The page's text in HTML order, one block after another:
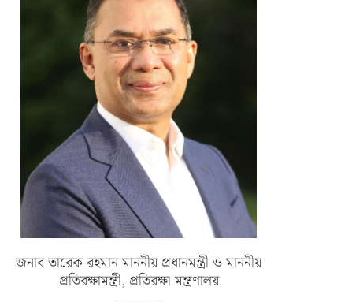
জনাব তারেক রহমান মাননীয় প্রধানমন্ত্রী ও মাননীয়
প্রতিরক্ষামন্ত্রী, প্রতিরক্ষা মন্ত্রণালয়